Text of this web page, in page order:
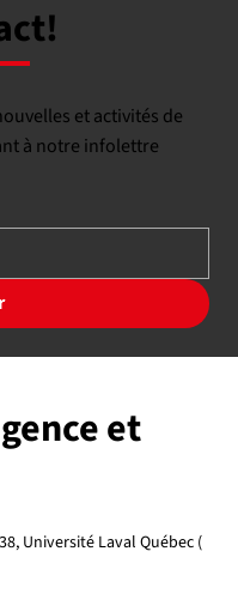
et activités de
à notre infolettre
et
Université Laval Québec (